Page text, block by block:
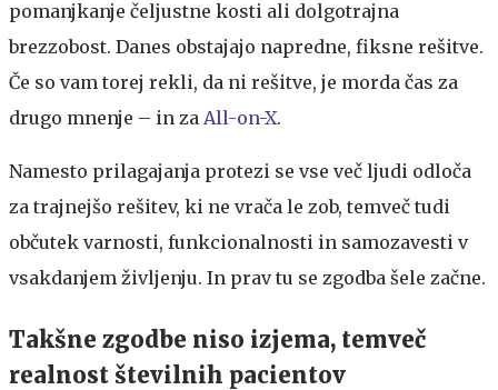
pomanjkanje čeljustne kosti ali dolgotrajna
brezzobost. Danes obstajajo napredne, fiksne rešitve.
Če so vam torej rekli, da ni rešitve, je morda čas za
drugo mnenje – in za All-on-X.
Namesto prilagajanja protezi se vse več ljudi odloča
za trajnejšo rešitev, ki ne vrača le zob, temveč tudi
občutek varnosti, funkcionalnosti in samozavesti v
vsakdanjem življenju. In prav tu se zgodba šele začne.
Takšne zgodbe niso izjema, temveč
realnost številnih pacientov